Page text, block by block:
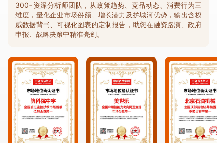
300+资深分析师团队，从政策趋势、竞品动态、消费行为三
维度，量化企业市场份额、增长潜力及护城河优势，输出含权
威数据背书、可视化图表的定制报告，助您在融资路演、政府
申报、战略决策中精准亮剑。